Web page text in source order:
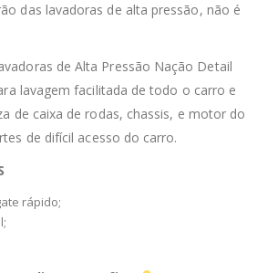
das lavadoras de alta pressão, não é
de Alta Pressão Nação Detail
lavagem facilitada de todo o carro e
de caixa de rodas, chassis, e motor do
de difícil acesso do carro.
rápido;